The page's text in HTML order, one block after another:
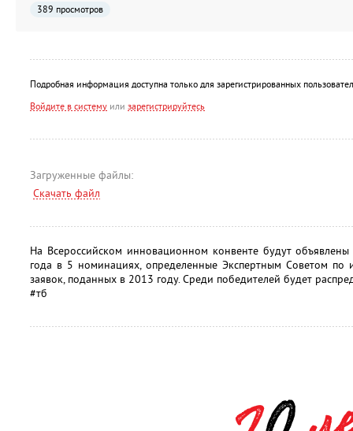
389 просмотров
Подробная информация доступна только для зарегистрированных
Войдите в систему или зарегистрируйтесь
Загруженные файлы:
Скачать файл
На Всероссийском инновационном конвенте будут
года в 5 номинациях, определенные Экспертным Советом по
заявок, поданных в 2013 году. Среди победителей будет
#тб